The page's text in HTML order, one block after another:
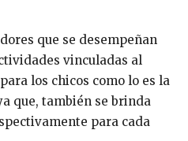
que se desempeñan
vinculadas al
los chicos como lo es la
que, también se brinda
para cada